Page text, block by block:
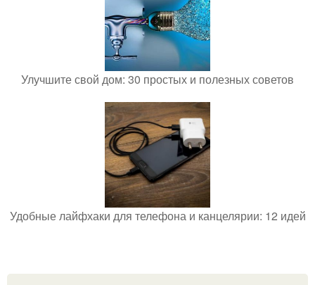
Улучшите свой дом: 30 простых и полезных советов
Удобные лайфхаки для телефона и канцелярии: 12 идей